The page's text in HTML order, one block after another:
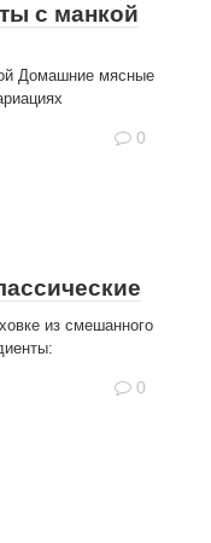
с манкой
Домашние мясные
0
из смешанного
0